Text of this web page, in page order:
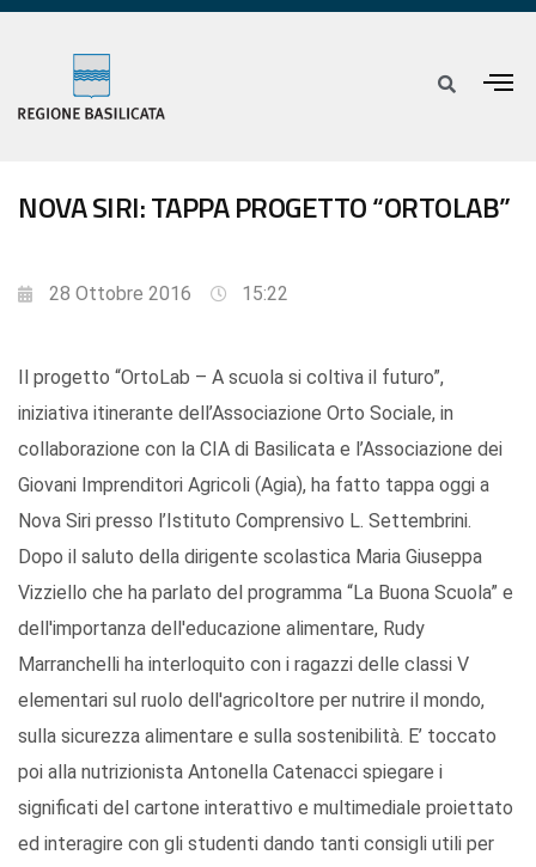
NOVA SIRI: TAPPA PROGETTO “ORTOLAB”
28 Ottobre 2016 15:22
Il progetto “OrtoLab – A scuola si coltiva il futuro”,
iniziativa itinerante dell’Associazione Orto Sociale, in
collaborazione con la CIA di Basilicata e l’Associazione dei
Giovani Imprenditori Agricoli (Agia), ha fatto tappa oggi a
Nova Siri presso l’Istituto Comprensivo L. Settembrini.
Dopo il saluto della dirigente scolastica Maria Giuseppa
Vizziello che ha parlato del programma “La Buona Scuola” e
dell'importanza dell'educazione alimentare, Rudy
Marranchelli ha interloquito con i ragazzi delle classi V
elementari sul ruolo dell'agricoltore per nutrire il mondo,
sulla sicurezza alimentare e sulla sostenibilità. E’ toccato
poi alla nutrizionista Antonella Catenacci spiegare i
significati del cartone interattivo e multimediale proiettato
ed interagire con gli studenti dando tanti consigli utili per